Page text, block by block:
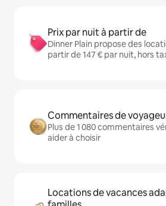
Prix par nuit à partir de
Dinner Plain propose des
partir de 147 € par nuit, hors
Commentaires de
Plus de 1 080 commentaires
aider à choisir
Locations de vacances